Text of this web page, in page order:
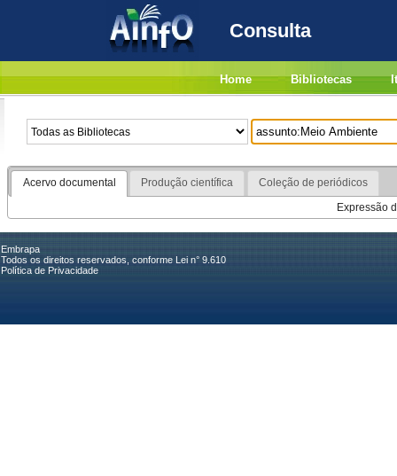
Consulta
Home Bibliotecas
Acervo documental Produção científica
Coleção de periódicos
Expressão
Embrapa
Todos os direitos reservados, conforme Lei n° 9.610
Política de Privacidade